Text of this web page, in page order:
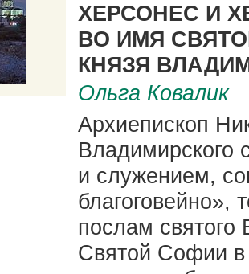
ХЕРСОНЕС И
ВО ИМЯ
КНЯЗЯ
Ольга Ковалик
Архиепископ
Владимирского
и служением,
благоговейно»,
послам
Святой Софии